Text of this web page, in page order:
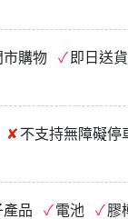
市購物 即日送
不支持無障礙停
產品 電池 膠